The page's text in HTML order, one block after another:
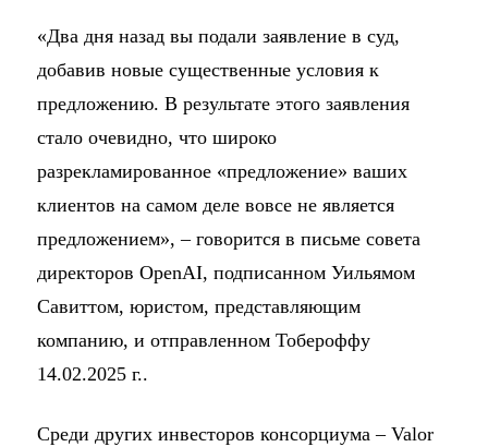
«Два дня назад вы подали заявление в суд,
добавив новые существенные условия к
предложению. В результате этого заявления
стало очевидно, что широко
разрекламированное «предложение» ваших
клиентов на самом деле вовсе не является
предложением», – говорится в письме совета
директоров OpenAI, подписанном Уильямом
Савиттом, юристом, представляющим
компанию, и отправленном Тобероффу
14.02.2025 г..
Среди других инвесторов консорциума – Valor